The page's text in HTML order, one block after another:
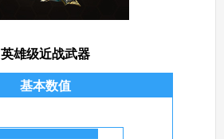
英雄级近战武器
基本数值